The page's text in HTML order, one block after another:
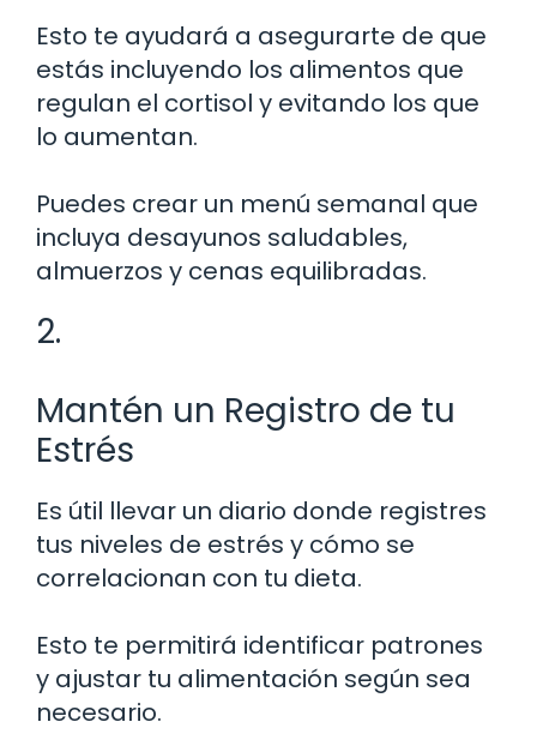
Esto te ayudará a asegurarte de que
estás incluyendo los alimentos que
regulan el cortisol y evitando los que
lo aumentan.
Puedes crear un menú semanal que
incluya desayunos saludables,
almuerzos y cenas equilibradas.
2.
Mantén un Registro de tu
Estrés
Es útil llevar un diario donde registres
tus niveles de estrés y cómo se
correlacionan con tu dieta.
Esto te permitirá identificar patrones
y ajustar tu alimentación según sea
necesario.